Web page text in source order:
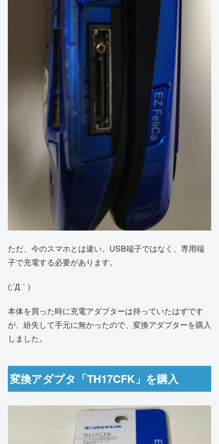
ただ、今のスマホとは違い、USB端子ではなく、専用端
子で充電する必要があります。
(;´Д｀)
本体を買った時に充電アダプターは持っていたはずです
が、紛失して手元に無かったので、変換アダプターを購入
しました。
変換アダプタ「TH17CFK」を購入